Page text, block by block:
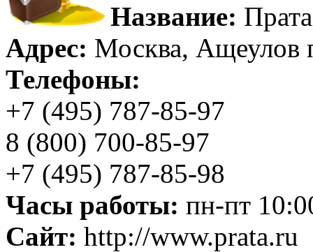
Название: Прата
Адрес: Москва, Ащеулов
Телефоны:
+7 (495) 787-85-97
8 (800) 700-85-97
+7 (495) 787-85-98
Часы работы: пн-пт
Сайт: http://www.prata.ru